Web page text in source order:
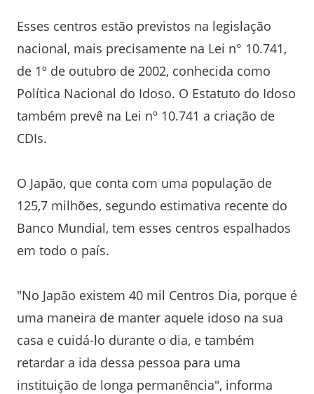
Esses centros estão previstos na legislação
nacional, mais precisamente na Lei n° 10.741,
de 1º de outubro de 2002, conhecida como
Política Nacional do Idoso. O Estatuto do Idoso
também prevê na Lei nº 10.741 a criação de
CDIs.
O Japão, que conta com uma população de
125,7 milhões, segundo estimativa recente do
Banco Mundial, tem esses centros espalhados
em todo o país.
"No Japão existem 40 mil Centros Dia, porque é
uma maneira de manter aquele idoso na sua
casa e cuidá-lo durante o dia, e também
retardar a ida dessa pessoa para uma
instituição de longa permanência", informa